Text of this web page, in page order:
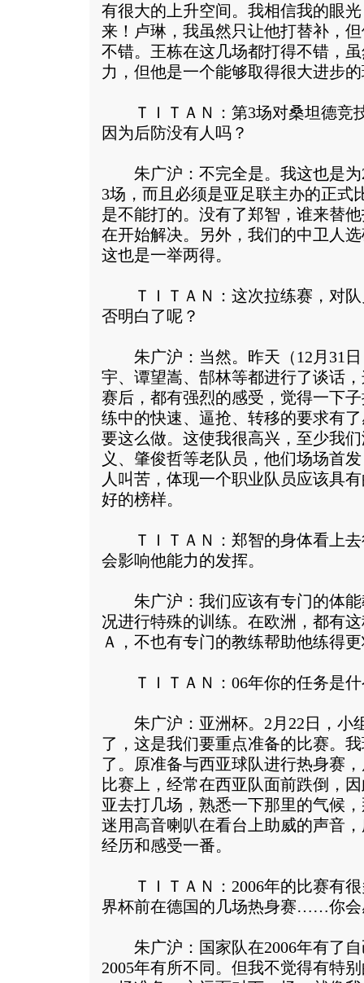
有很大的上升空间。我相信我的眼
来！卢琳，我虽然只让他打替补，
不错。王栋在这几场都打得不错，
力，但他是一个能够取得很大进步
ＴＩＴＡＮ：第3场对桑坦德竞
因为后防没有人吗？
朱广沪：不完全是。我这也是为
3场，而且必须是亚足联主办的正式
是不能打的。没有了郑智，谁来替
在开始解决。另外，我们的中卫人
这也是一举两得。
ＴＩＴＡＮ：这次拉练赛，对队
否明白了呢？
朱广沪：当然。昨天（12月31日
宇、谭望嵩、郜林等都进行了谈话
赛后，都有强烈的感受，觉得一下
练中的快速、逼抢、转移的要求有
要这么做。这使我很高兴，至少我
义、肇俊哲等老队员，他们场场首
人叫苦，体现一个职业队员应该具
好的榜样。
ＴＩＴＡＮ：郑智的身体看上去
会影响他能力的发挥。
朱广沪：我们应该有专门的体能
况进行特殊的训练。在欧洲，都有
Ａ，不也有专门的教练帮助他练得
ＴＩＴＡＮ：06年你的任务是什
朱广沪：亚洲杯。2月22日，小
了，这是我们要重点准备的比赛。
了。原准备与西亚球队进行热身赛
比赛上，经常在西亚队面前跌倒，
亚去打几场，熟悉一下那里的气候
迷用高音喇叭在看台上助威的声音
经历和感受一番。
ＴＩＴＡＮ：2006年的比赛有很
界杯前在德国的几场热身赛……你会
朱广沪：国家队在2006年有了自
2005年有所不同。但我不觉得有特